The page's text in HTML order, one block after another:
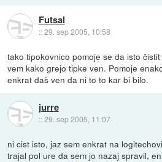
Futsal
::29. sep 2005, 10:58
tako tipokovnico pomoje se da isto
vem kako grejo tipke ven. Pomoje
enkrat daš ven da ni to to kar bi bilo.
jurre
::29. sep 2005, 11:07
ni cist isto, jaz sem enkrat na
trajal pol ure da sem jo nazaj spravil,